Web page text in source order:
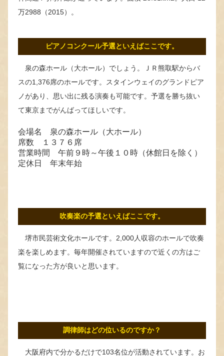
万2988（2015）。
ピアノコンクール予選といえばここです。
泉の森ホール（大ホール）でしょう。ＪＲ熊取駅からバ
スの1,376席のホールです。スタインウェイのグランドピア
ノがあり、思い出に残る演奏も可能です。予選を勝ち抜い
て東京までがんばってほしいです。
会場名 泉の森ホール（大ホール）
席数 １３７６席
営業時間 午前９時～午後１０時（休館日を除く）
定休日 年末年始
吹奏楽の予選といえばここです。
堺市民芸術文化ホールです。2,000人収容のホールで吹奏
楽を楽しめます。毎年開催されていますので近くの方はご
覧になった方が良いと思います。
調律師はどの位いるのですか？
大阪府内で分かるだけで103名位が活動されています。お